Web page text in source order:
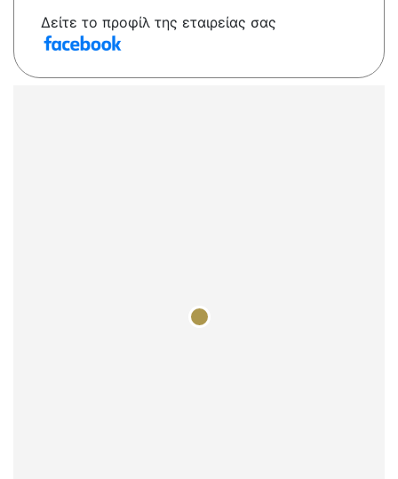
Δείτε το προφίλ της εταιρείας σας